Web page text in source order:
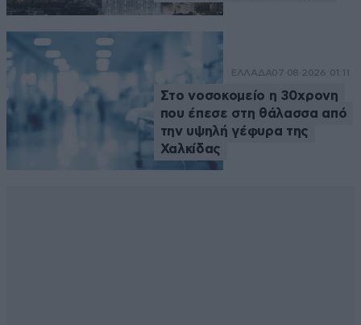
ΕΛΛΑΔΑ07·08·2026 01:11
Στο νοσοκομείο η 30χρονη
που έπεσε στη θάλασσα από
την υψηλή γέφυρα της
Χαλκίδας